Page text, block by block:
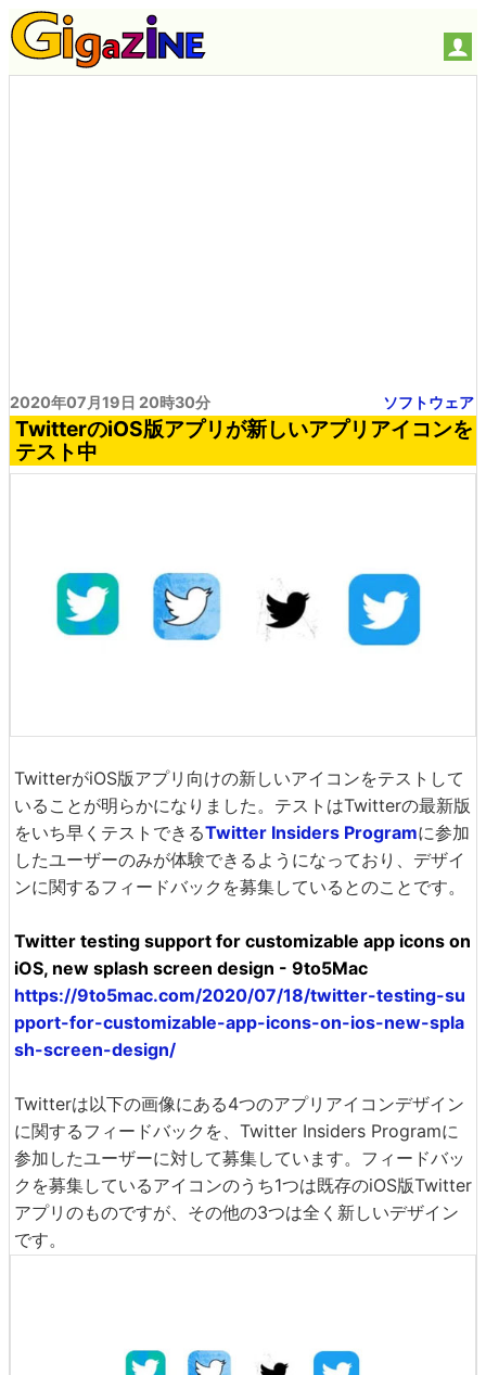
2020年07月19日 20時30分 ソフトウェア
TwitterのiOS版アプリが新しいアプリアイコンを
テスト中
TwitterがiOS版アプリ向けの新しいアイコンをテストして
いることが明らかになりました。テストはTwitterの最新版
をいち早くテストできるTwitter Insiders Programに参加
したユーザーのみが体験できるようになっており、デザイ
ンに関するフィードバックを募集しているとのことです。
Twitter testing support for customizable app icons on
iOS, new splash screen design - 9to5Mac
https://9to5mac.com/2020/07/18/twitter-testing-su
pport-for-customizable-app-icons-on-ios-new-spla
sh-screen-design/
Twitterは以下の画像にある4つのアプリアイコンデザイン
に関するフィードバックを、Twitter Insiders Programに
参加したユーザーに対して募集しています。フィードバッ
クを募集しているアイコンのうち1つは既存のiOS版Twitter
アプリのものですが、その他の3つは全く新しいデザイン
です。